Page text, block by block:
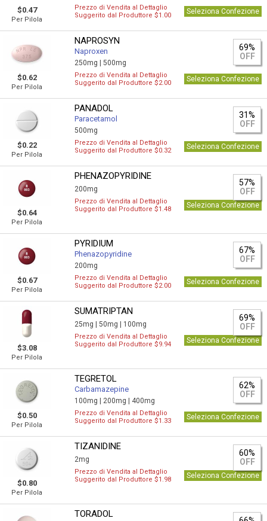
$0.47
Per Pilola
Prezzo di Vendita al Dettaglio
Suggerito dal Produttore $1.00
Seleziona Confezione
$0.62
Per Pilola
NAPROSYN
Naproxen
250mg |500mg
69%
OFF
Prezzo di Vendita al Dettaglio
Suggerito dal Produttore $2.00
Seleziona Confezione
$0.22
Per Pilola
PANADOL
Paracetamol
500mg
31%
OFF
Prezzo di Vendita al Dettaglio
Suggerito dal Produttore $0.32
Seleziona Confezione
$0.64
Per Pilola
PHENAZOPYRIDINE
200mg
57%
OFF
Prezzo di Vendita al Dettaglio
Suggerito dal Produttore $1.48
Seleziona Confezione
$0.67
Per Pilola
PYRIDIUM
Phenazopyridine
200mg
67%
OFF
Prezzo di Vendita al Dettaglio
Suggerito dal Produttore $2.00
Seleziona Confezione
$3.08
Per Pilola
SUMATRIPTAN
25mg |50mg | 100mg
69%
OFF
Prezzo di Vendita al Dettaglio
Suggerito dal Produttore $9.94
Seleziona Confezione
$0.50
Per Pilola
TEGRETOL
Carbamazepine
100mg | 200mg | 400mg
62%
OFF
Prezzo di Vendita al Dettaglio
Suggerito dal Produttore $1.33
Seleziona Confezione
$0.80
Per Pilola
TIZANIDINE
2mg
60%
OFF
Prezzo di Vendita al Dettaglio
Suggerito dal Produttore $1.98
Seleziona Confezione
TORADOL